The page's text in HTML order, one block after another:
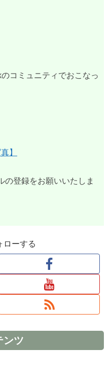
コミュニティでおこなっ
】
の登録をお願いいたしま
ローする
ンツ